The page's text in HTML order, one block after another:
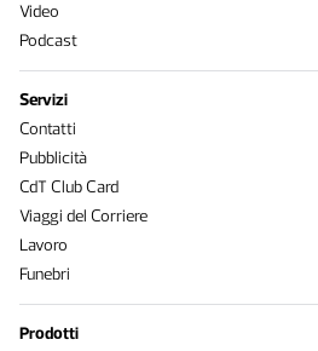
Video
Podcast
Servizi
Contatti
Pubblicità
CdT Club Card
Viaggi del Corriere
Lavoro
Funebri
Prodotti